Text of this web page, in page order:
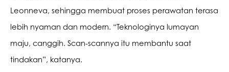
Leonneva, sehingga membuat proses perawatan terasa
lebih nyaman dan modern. “Teknologinya lumayan
maju, canggih. Scan-scannya itu membantu saat
tindakan”, katanya.